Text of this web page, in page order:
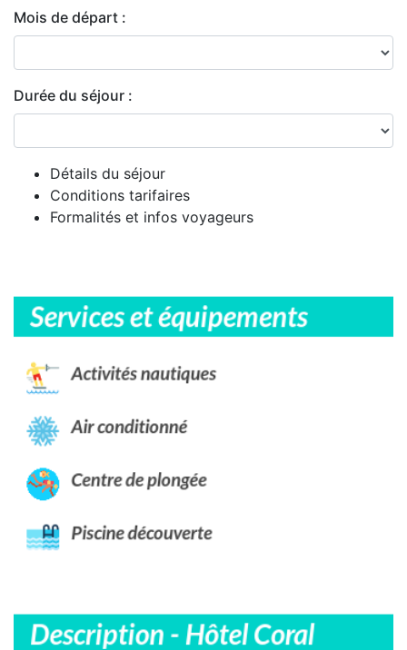
Mois de départ :
Durée du séjour :
Détails du séjour
Conditions tarifaires
Formalités et infos voyageurs